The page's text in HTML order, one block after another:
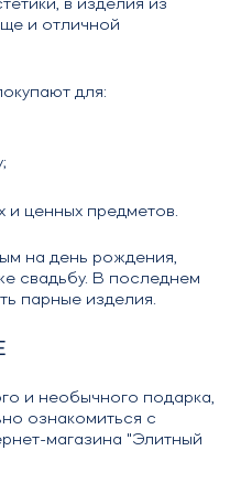
в изделия из
и отличной
для:
ценных предметов.
на день рождения,
свадьбу. В последнем
парные изделия.
и необычного подарка,
ознакомиться с
магазина "Элитный